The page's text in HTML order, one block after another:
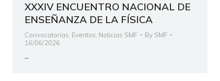
XXXIV ENCUENTRO NACIONAL DE
ENSEÑANZA DE LA FÍSICA
Convocatorias, Eventos, Noticias SMF By SMF
16/06/2026
–